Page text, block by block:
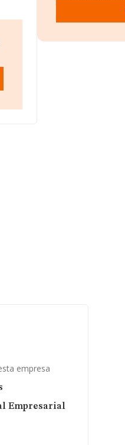
empresa
Empresarial